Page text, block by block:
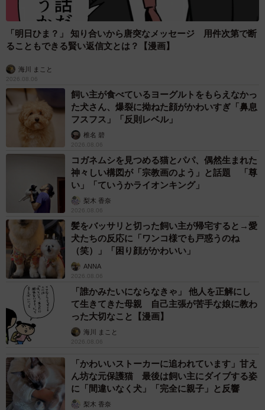
「明日ひま？」 知り合いから唐突なメッセージ 用件次第で断
ることもできる賢い返信文とは？【漫画】
海川 まこと
2026.08.06
飼い主が食べているヨーグルトをもらえなかっ
た犬さん、爆裂に拗ねた顔がかわいすぎ「鼻息
フスフス」「反則レベル」
椎名 碧
2026.08.06
コガネムシを見つめる猫とパパ、偶然生まれた
神々しい構図が「宗教画のよう」と話題 「尊
い」「ていうかライオンキング」
梨木 香奈
2026.08.06
髪をバッサリと切った飼い主が帰宅すると→愛
犬たちの反応に「ワンコ様でも戸惑うのね
（笑）」「困り顔がかわいい」
ANNA
2026.08.06
「誰かみたいにならなきゃ」 他人を正解にし
て生きてきた母親 自己主張が苦手な娘に教わ
った大切なこと【漫画】
海川 まこと
2026.08.06
「かわいいストーカーに追われています」甘え
ん坊な元保護猫 最後は飼い主にダイブする姿
に「間違いなく犬」「完全に親子」と反響
梨木 香奈